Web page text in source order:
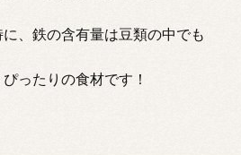
、鉄の含有量は豆類の中でも
ったりの食材です！